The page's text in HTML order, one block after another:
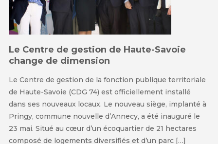
Le Centre de gestion de Haute-Savoie
change de dimension
Le Centre de gestion de la fonction publique territoriale
de Haute-Savoie (CDG 74) est officiellement installé
dans ses nouveaux locaux. Le nouveau siège, implanté à
Pringy, commune nouvelle d’Annecy, a été inauguré le
23 mai. Situé au cœur d’un écoquartier de 21 hectares
composé de logements diversifiés et d’un parc […]